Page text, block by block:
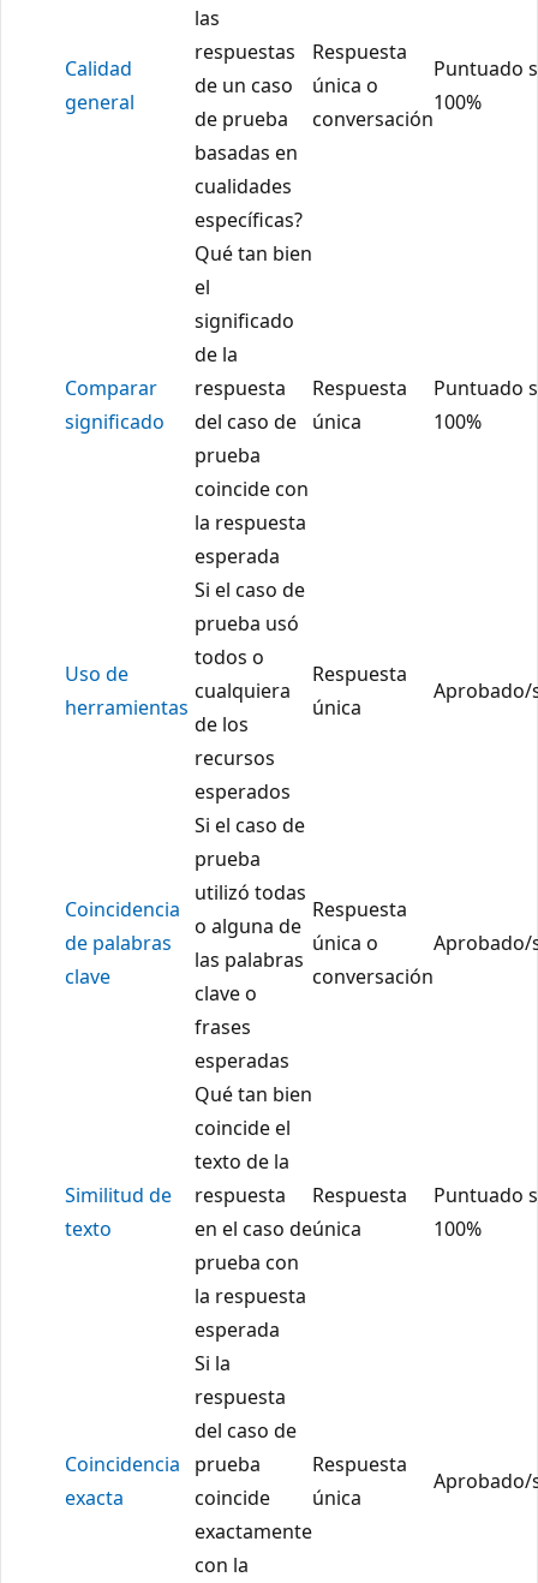
Calidad
general
las
respuestas
de un caso
de prueba
basadas en
cualidades
específicas?
Respuesta
única o
conversación
Puntuado
100%
Comparar
significado
Qué tan bien
el
significado
de la
respuesta
del caso de
prueba
coincide con
la respuesta
esperada
Respuesta
única
Puntuado
100%
Uso de
herramientas
Si el caso de
prueba usó
todos o
cualquiera
de los
recursos
esperados
Respuesta
única
Aprobado/
Coincidencia
de palabras
clave
Si el caso de
prueba
utilizó todas
o alguna de
las palabras
clave o
frases
esperadas
Respuesta
única o
conversación
Aprobado/
Similitud de
texto
Qué tan bien
coincide el
texto de la
respuesta
en el caso de
prueba con
la respuesta
esperada
Respuesta
única
Puntuado
100%
Coincidencia
exacta
Si la
respuesta
del caso de
prueba
coincide
exactamente
con la
Respuesta
única
Aprobado/